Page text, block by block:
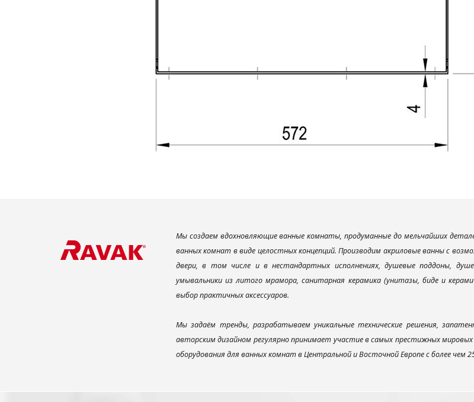
Мы создаем вдохновляющие ванные комнаты, продуманные до мельчайших
ванных комнат в виде целостных концепций. Производим акриловые ванны с
двери, в том числе и в нестандартных исполнениях, душевые поддоны,
умывальники из литого мрамора, санитарная керамика (унитазы, биде и
выбор практичных аксессуаров.
Мы задаём тренды, разрабатываем уникальные технические решения,
авторским дизайном регулярно принимает участие в самых престижных
оборудования для ванных комнат в Центральной и Восточной Европе с более